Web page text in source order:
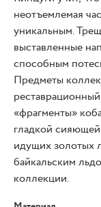
неотъемлемая
уникальным.
выставленные
способным
Предметы
«фрагменты»
гладкой
идущих золотых
байкальским
коллекции.